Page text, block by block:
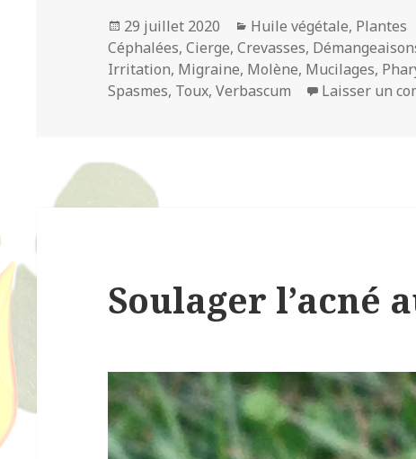
Publié
le
29 juillet 2020 Catégories
Huile végétale, Plantes
Céphalées,Cierge,Crevasses,
Irritation, Migraine, Molène, Mucilages,
Spasmes, Toux,Verbascum Laisser un
Soulager l’acné